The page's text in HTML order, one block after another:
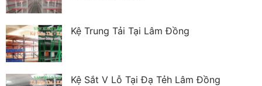
Kệ Trung Tải Tại Lâm Đồng
Kệ Sắt V Lỗ Tại Đạ Tẻh Lâm Đồng